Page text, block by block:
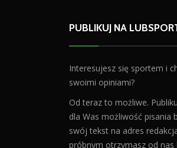
PUBLIKUJ NA
Interesujesz się sportem i
swoimi opiniami?
Od teraz to możliwe.
dla Was możliwość pisania
swój tekst na adres
próbnym otrzymasz od nas